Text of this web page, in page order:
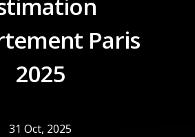
Paris
2025
31 Oct, 2025